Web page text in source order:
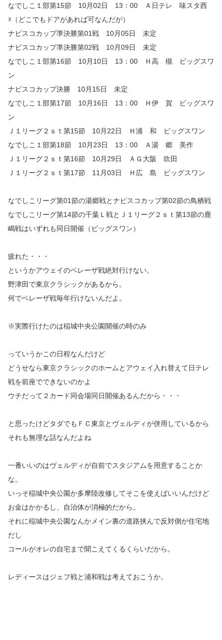
なでしこ１部第15節 10月02日 13：00 Ａ日テレ 味スタ西
☓（どこでもドアがあれば可なんだが）
ナビスコカップ準決勝第01戦 10月05日 未定
ナビスコカップ準決勝第02戦 10月09日 未定
なでしこ１部第16節 10月10日 13：00 Ｈ高 槻 ビッグスワ
ン
ナビスコカップ決勝 10月15日 未定
なでしこ１部第17節 10月16日 13：00 Ｈ伊 賀 ビッグスワ
ン
Ｊ１リーグ２ｓｔ第15節 10月22日 Ｈ浦 和 ビッグスワン
なでしこ１部第18節 10月23日 13：00 Ａ湯 郷 美作
Ｊ１リーグ２ｓｔ第16節 10月29日 ＡＧ大阪 吹田
Ｊ１リーグ２ｓｔ第17節 11月03日 Ｈ広 島 ビッグスワン
なでしこリーグ第01節の湯郷戦とナビスコカップ第02節の鳥栖戦
なでしこリーグ第14節の千葉Ｌ戦とＪ１リーグ２ｓｔ第13節の鹿
嶋戦はいずれも同日開催（ビッグスワン）
疲れた・・・
というかアウェイのベレーザ戦絶対行けない。
野津田で東京クラシックがあるから。
何でベレーザ戦毎年行けないんだよ。
※実際行けたのは稲城中央公園開催の時のみ
っていうかこの日程なんだけど
どうせなら東京クラシックのホームとアウェイ入れ替えて日テレ
戦を前座でできないのかよ
ウチだって２カード同会場同日開催あるんだから・・・
と思ったけどタダでもＦＣ東京とヴェルディが併用しているから
それも無理な話なんだよね
一番いいのはヴェルディが自前でスタジアムを用意することか
な。
いっそ稲城中央公園か多摩陸改修してそこを使えばいいんだけど
お金はかかるし、自治体が消極的だから。
それに稲城中央公園なんかメイン裏の道路挟んで反対側が住宅地
だし
コールがオレの自宅まで聞こえてくるくらいだから。
レディースはジェフ戦と浦和戦は考えておこうか。